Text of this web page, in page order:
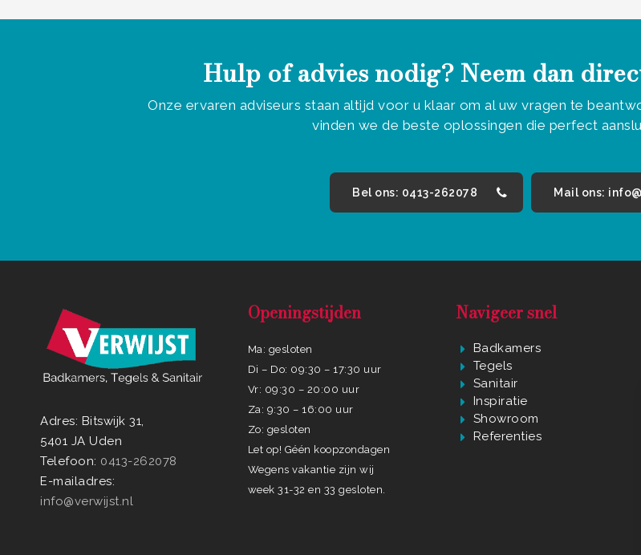
Hulp of advies nodig? Neem dan
Onze ervaren adviseurs staan altijd voor u klaar om al uw vragen te
vinden we de beste oplossingen die perfect
Bel ons: 0413-262078 Mail ons:
Adres: Bitswijk 31,
5401 JA Uden
Telefoon: 0413-262078
E-mailadres:
info@verwijst.nl
Openingstijden
Ma: gesloten
Di – Do: 09:30 – 17:30 uur
Vr: 09:30 – 20:00 uur
Za: 9:30 – 16:00 uur
Zo: gesloten
Let op! Géén koopzondagen
Wegens vakantie zijn wij
week 31-32 en 33 gesloten.
Navigeer snel
Badkamers
Tegels
Sanitair
Inspiratie
Showroom
Referenties